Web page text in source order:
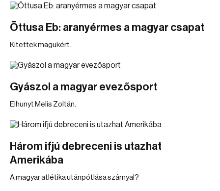
Öttusa Eb: aranyérmes a magyar csapat
Kitettek magukért.
Gyászol a magyar evezősport
Elhunyt Melis Zoltán.
Három ifjú debreceni is utazhat
Amerikába
A magyar atlétika utánpótlása szárnyal?